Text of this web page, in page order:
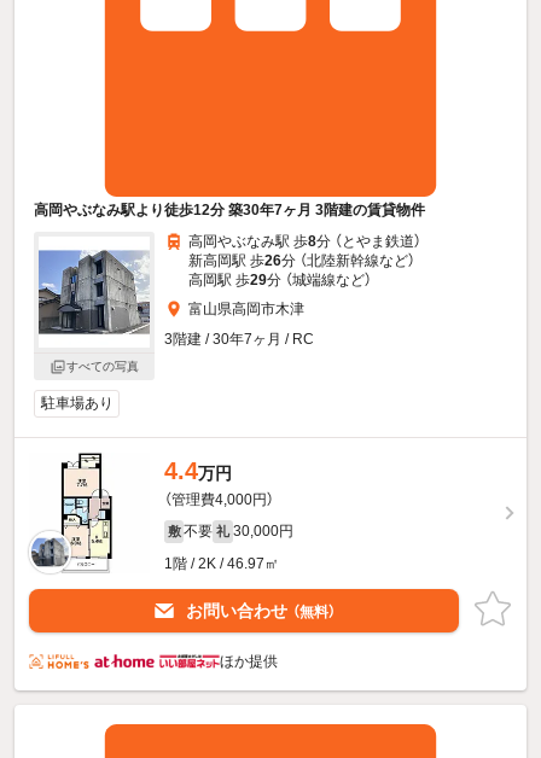
高岡やぶなみ駅より徒歩12分 築30年7ヶ月 3階建の賃貸物件
すべての写真
高岡やぶなみ駅 歩8分 （とやま鉄道）
新高岡駅 歩26分 （北陸新幹線など）
高岡駅 歩29分 （城端線など）
富山県高岡市木津
3階建 / 30年7ヶ月 / RC
駐車場あり
4.4万円
（管理費4,000円）
敷 不要 礼 30,000円
1階 / 2K / 46.97㎡
お問い合わせ （無料）
ほか提供